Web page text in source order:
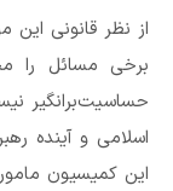
از نظر قانونی
برخی مسائل را
حساسیت‌برانگیر
اسلامی و آینده
این کمیسیون